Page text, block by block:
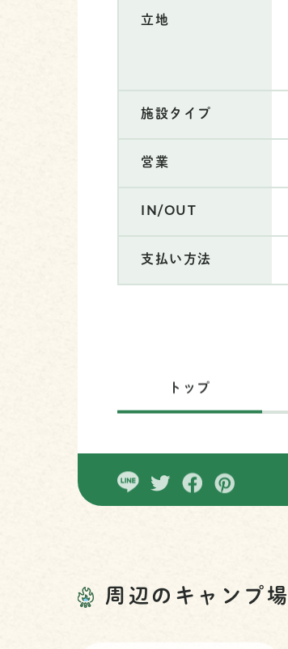
立地
施設タイプ
営業
IN/OUT
支払い方法
トップ
周辺のキャンプ場